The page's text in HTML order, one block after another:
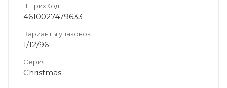
ШтрихКод
4610027479633
Варианты упаковок
1/12/96
Серия
Christmas